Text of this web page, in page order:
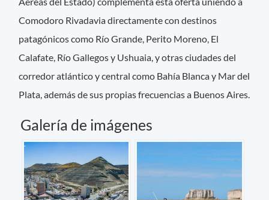
Comodoro Rivadavia directamente con destinos
patagónicos como Río Grande, Perito Moreno, El
Calafate, Río Gallegos y Ushuaia, y otras ciudades del
corredor atlántico y central como Bahía Blanca y Mar del
Plata, además de sus propias frecuencias a Buenos Aires.
Galería de imágenes